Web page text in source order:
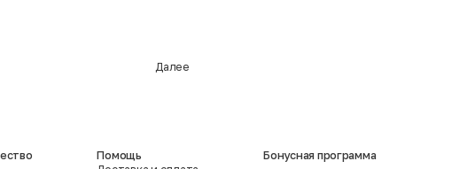
Далее
Помощь
Бонусная программа